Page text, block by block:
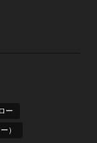
ー
）